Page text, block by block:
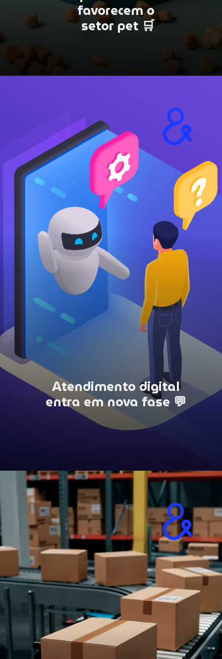
favorecem o
setor pet 🛒
Atendimento digital
entra em nova fase 💬